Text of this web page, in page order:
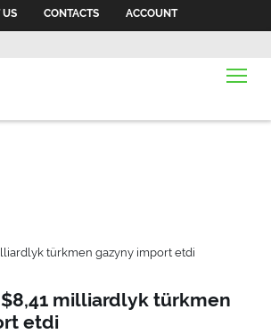
US CONTACTS ACCOUNT
türkmen gazyny import etdi
milliardlyk türkmen
etdi